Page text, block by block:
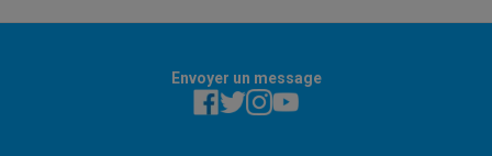
Envoyer un message